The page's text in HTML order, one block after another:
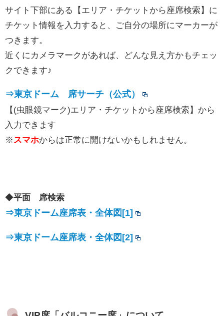
サイト下部にある【エリア・チケットから座席検索】に
チケット情報を入力すると、ご自分の場所にマーカーが
つきます。
近くにカメラマークがあれば、どんな見え方かもチェッ
クできます♪
⇒東京ドーム 席サーチ（公式）
【(虫眼鏡マーク)エリア・チケットから座席検索】から
入力できます
※ スマホからは正常に開けないかもしれません。
◆平面 席検索
⇒東京ドーム座席表・全体図[1]
⇒東京ドーム座席表・全体図[2]